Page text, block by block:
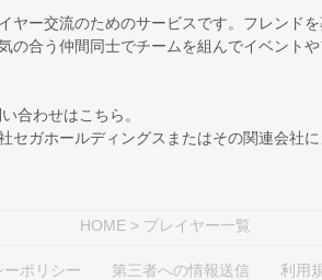
ー交流のためのサービスです。フレンド
の合う仲間同士でチームを組んでイベント
合わせはこちら 。
ガホールディングスまたはその関連会社に
HOME > プレイヤー一覧
ーポリシー 第三者への情報送信 利用